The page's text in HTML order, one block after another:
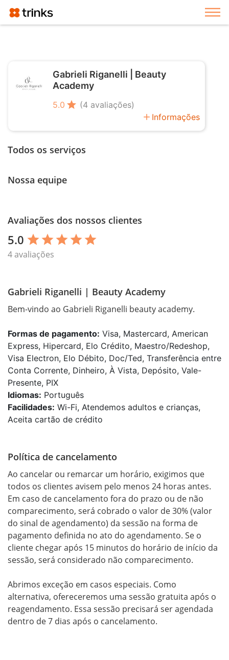
Gabrieli Riganelli | Beauty
Academy
5.0 star (4 avaliações)
add Informações
Todos os serviços
Nossa equipe
Avaliações dos nossos clientes
5.0 star star star star star
4 avaliações
Gabrieli Riganelli | Beauty Academy
Bem-vindo ao Gabrieli Riganelli beauty academy.
Formas de pagamento: Visa, Mastercard, American
Express, Hipercard, Elo Crédito, Maestro/Redeshop,
Visa Electron, Elo Débito, Doc/Ted, Transferência entre
Conta Corrente, Dinheiro, À Vista, Depósito, Vale-
Presente, PIX
Idiomas: Português
Facilidades: Wi-Fi, Atendemos adultos e crianças,
Aceita cartão de crédito
Política de cancelamento
Ao cancelar ou remarcar um horário, exigimos que
todos os clientes avisem pelo menos 24 horas antes.
Em caso de cancelamento fora do prazo ou de não
comparecimento, será cobrado o valor de 30% (valor
do sinal de agendamento) da sessão na forma de
pagamento definida no ato do agendamento. Se o
cliente chegar após 15 minutos do horário de início da
sessão, será considerado não comparecimento.
Abrimos exceção em casos especiais. Como
alternativa, ofereceremos uma sessão gratuita após o
reagendamento. Essa sessão precisará ser agendada
dentro de 7 dias após o cancelamento.